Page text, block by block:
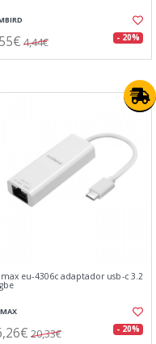
4,44€ - 20%
eu-4306c adaptador usb-c 3.2
20,33€ - 20%